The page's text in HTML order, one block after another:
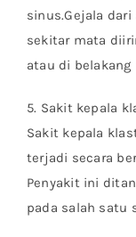
sinus.Gejala
sekitar mata
atau di belakang
5. Sakit kepala
Sakit kepala
terjadi secara
Penyakit ini
pada salah satu